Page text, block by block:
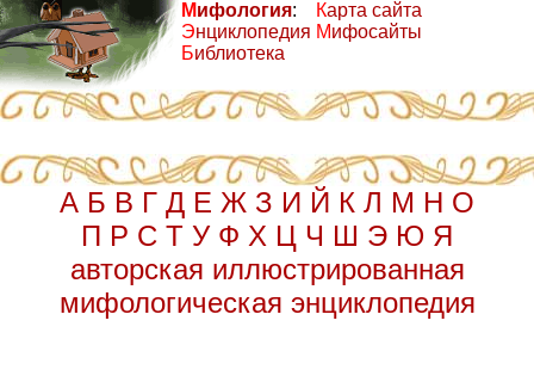
Мифология:
Энциклопедия
Библиотека
Карта сайта
Мифосайты
А Б В Г Д Е Ж З И Й К Л М Н О
П Р С Т У Ф Х Ц Ч Ш Э Ю Я
авторская иллюстрированная
мифологическая энциклопедия